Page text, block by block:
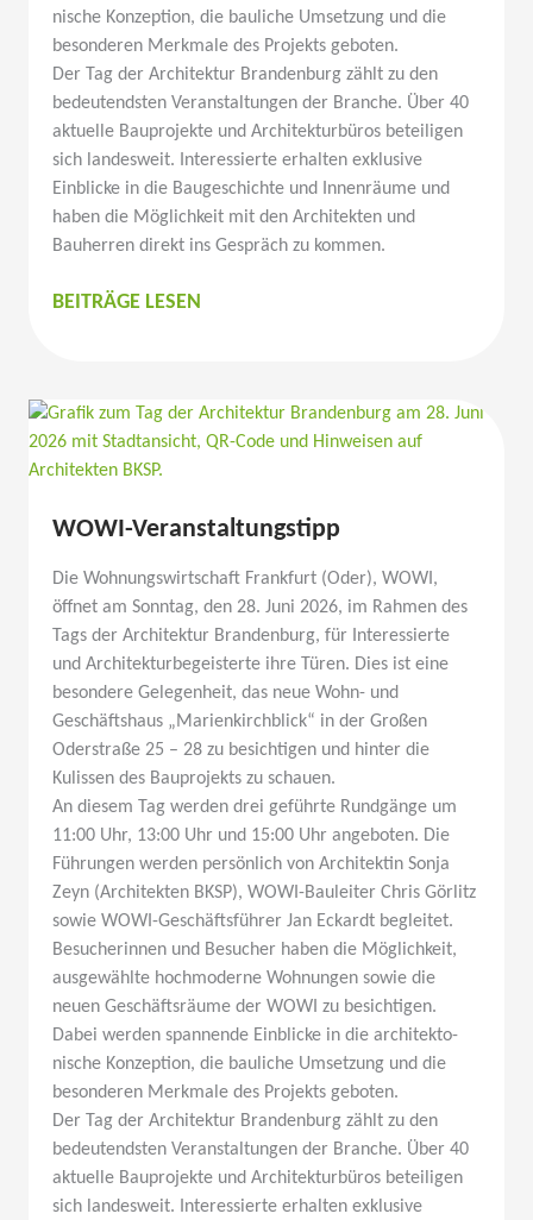
nische Konzeption, die bauliche Umsetzung und die
beson­deren Merkmale des Projekts geboten.
Der Tag der Archi­tektur Brandenburg zählt zu den
bedeu­tendsten Veran­stal­tungen der Branche. Über 40
aktuelle Baupro­jekte und Archi­tek­tur­büros betei­ligen
sich landesweit. Inter­es­sierte erhalten exklusive
Einblicke in die Bauge­schichte und Innen­räume und
haben die Möglichkeit mit den Archi­tekten und
Bauherren direkt ins Gespräch zu kommen.
WOWI-
AKTIONSTAG
VERMIETUNG
BEITRÄGE LESEN
WOWI-Veran­stal­tungstipp
Die Wohnungs­wirt­schaft Frankfurt (Oder), WOWI,
öffnet am Sonntag, den 28. Juni 2026, im Rahmen des
Tags der Archi­tektur Brandenburg, für Inter­es­sierte
und Archi­tek­tur­be­geis­terte ihre Türen. Dies ist eine
besondere Gelegenheit, das neue Wohn- und
Geschäftshaus „Marien­kirch­blick“ in der Großen
Oderstraße 25 – 28 zu besich­tigen und hinter die
Kulissen des Baupro­jekts zu schauen.
An diesem Tag werden drei geführte Rundgänge um
11:00 Uhr, 13:00 Uhr und 15:00 Uhr angeboten. Die
Führungen werden persönlich von Archi­tektin Sonja
Zeyn (Archi­tekten BKSP), WOWI-Bauleiter Chris Görlitz
sowie WOWI-Geschäfts­führer Jan Eckardt begleitet.
Besuche­rinnen und Besucher haben die Möglichkeit,
ausge­wählte hochmo­derne Wohnungen sowie die
neuen Geschäfts­räume der WOWI zu besich­tigen.
Dabei werden spannende Einblicke in die archi­tek­to­
nische Konzeption, die bauliche Umsetzung und die
beson­deren Merkmale des Projekts geboten.
Der Tag der Archi­tektur Brandenburg zählt zu den
bedeu­tendsten Veran­stal­tungen der Branche. Über 40
aktuelle Baupro­jekte und Archi­tek­tur­büros betei­ligen
sich landesweit. Inter­es­sierte erhalten exklusive